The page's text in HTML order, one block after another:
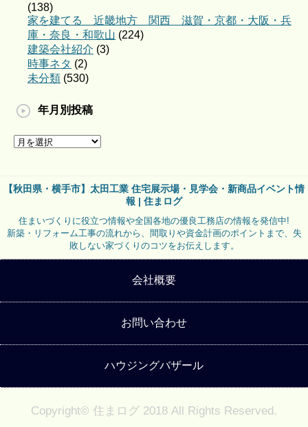
(138)
家を建てる 近畿地方 関西 滋賀・京都・大阪・兵
庫・奈良・和歌山 (224)
建築会社紹介 (3)
時事ネタ (2)
未分類 (530)
年月別投稿
【秋田県・横手市】太田工業 住宅展示場・見学会・新商品イベント情
報 | 住まログ
住まいづくりに役立つ情報や全国各地の優良工務店の情報を発信中!
新築・リフォーム工事の流れから、間取りや資金計画のポイントまで、失
敗しない家づくりのコツをお伝えします。
会社概要
お問い合わせ
ハウジングバザール
Copyright© 住まログ 2018 All Rights Reserved.